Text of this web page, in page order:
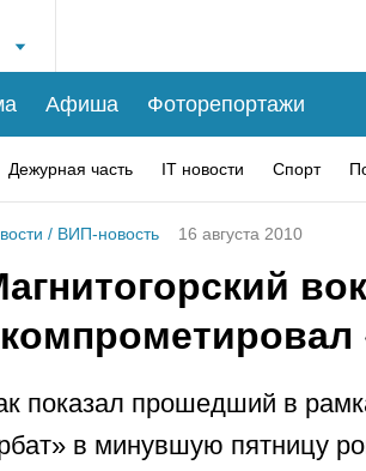
Афиша Фоторепортажи
Дежурная часть IT новости Спорт
/ ВИП-новость 16 августа 2010
показал прошедший в
в минувшую пятницу